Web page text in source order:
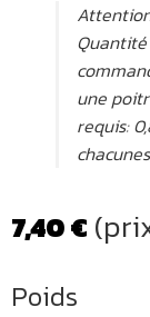
une
requis:
7,40€
Poids